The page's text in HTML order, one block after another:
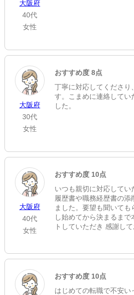
大阪府
40代
女性
大阪府
30代
女性
おすすめ度 8点
丁寧に対応してくださり
す。こまめに連絡してい
した。
大阪府
40代
女性
おすすめ度 10点
いつも親切に対応してい
履歴書や職務経歴書の添
ました。要望も聞いて
し始めてから決まるま
トしていただき 感謝して
おすすめ度 10点
はじめての転職で不安い